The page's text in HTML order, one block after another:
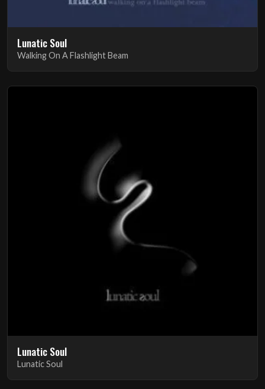
Lunatic Soul
Walking On A Flashlight Beam
Lunatic Soul
Lunatic Soul